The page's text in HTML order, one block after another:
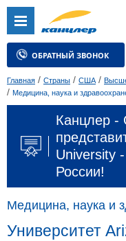
ОБРАТНЫЙ ЗВОНОК
Главная / Страны / США /
/ Медицина, наука и
Канцлер -
University
России!
Медицина, наука и
Университет